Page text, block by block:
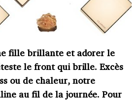
fille brillante et adorer le
le front qui brille. Excès
ou de chaleur, notre
au fil de la journée. Pour